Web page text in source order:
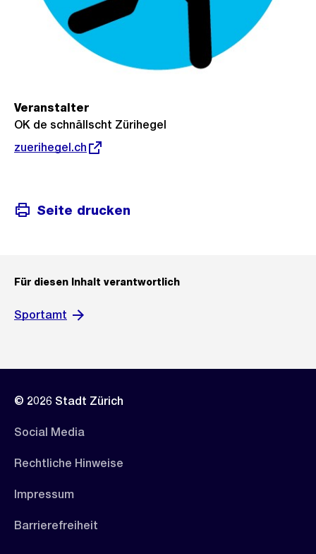
Veranstalter
OK de schnällscht Zürihegel
Externer
zuerihegel.ch
Seite drucken
Für diesen Inhalt verantwortlich
Sportamt
© 2026 Stadt Zürich
Social Media
Rechtliche Hinweise
Impressum
Barrierefreiheit